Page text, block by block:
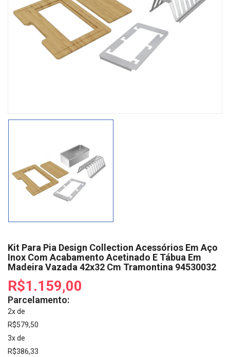
Kit Para Pia Design Collection Acessórios Em Aço
Inox Com Acabamento Acetinado E Tábua Em
Madeira Vazada 42x32 Cm Tramontina 94530032
R$1.159,00
Parcelamento:
2x de
R$579,50
3x de
R$386,33